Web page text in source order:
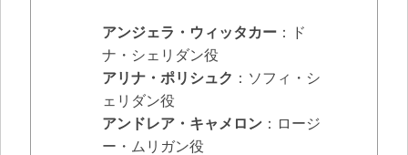
アンジェラ・ウィッタカー：ド
ナ・シェリダン役
アリナ・ポリシュク ：ソフィ・シ
ェリダン役
アンドレア・キャメロン：ロージ
ー・ムリガン役